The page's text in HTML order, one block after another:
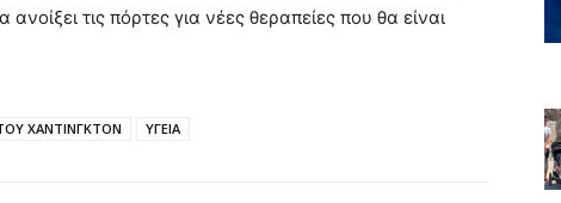
τις πόρτες για νέες θεραπείες που θα είναι
ΧΑΝΤΙΝΓΚΤΟΝ ΥΓΕΙΑ